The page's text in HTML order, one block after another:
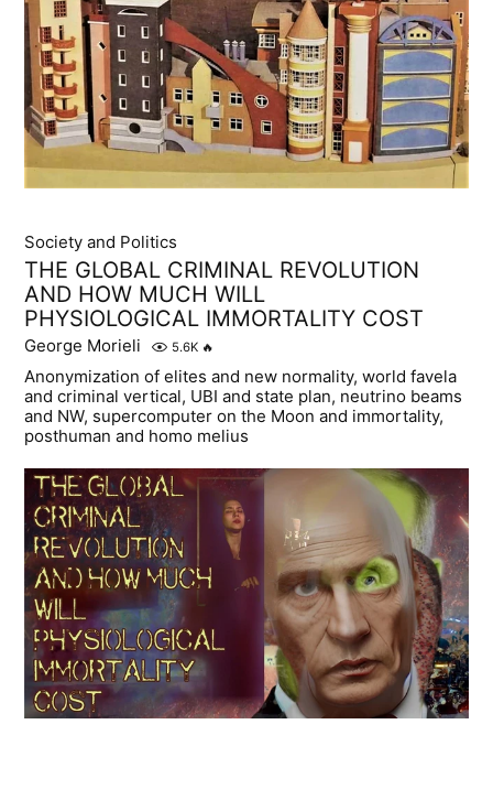
Society and Politics
THE GLOBAL CRIMINAL REVOLUTION
AND HOW MUCH WILL
PHYSIOLOGICAL IMMORTALITY COST
George Morieli 5.6K 🔥
Anonymization of elites and new normality, world favela
and criminal vertical, UBI and state plan, neutrino beams
and NW, supercomputer on the Moon and immortality,
posthuman and homo melius